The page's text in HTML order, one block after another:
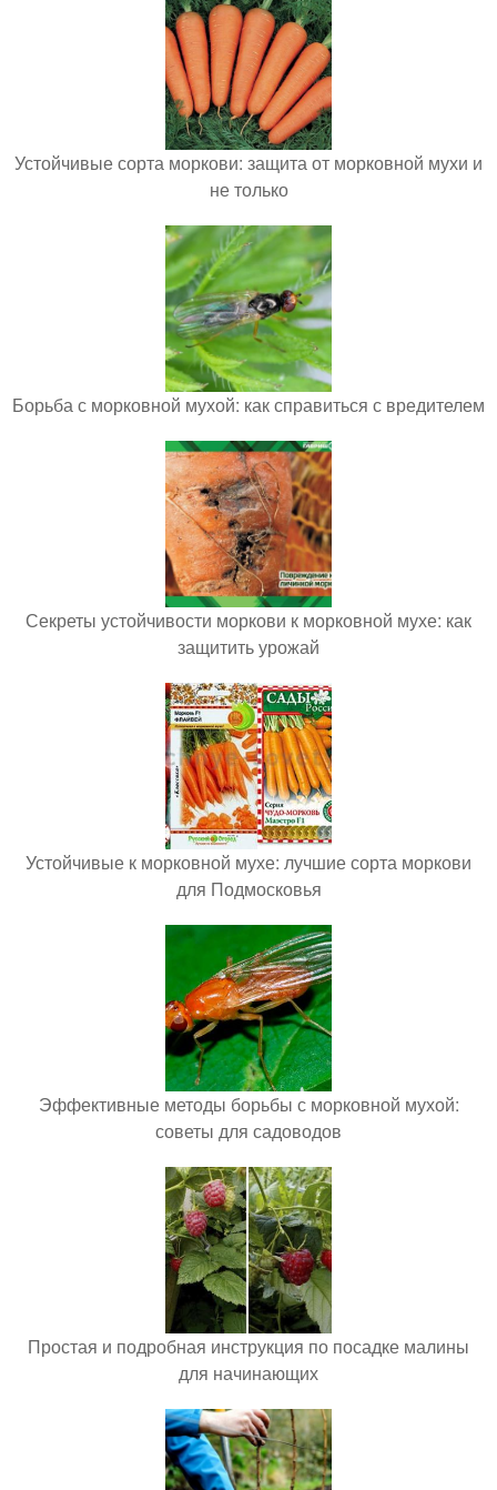
Устойчивые сорта моркови: защита от морковной мухи и
не только
Борьба с морковной мухой: как справиться с вредителем
Секреты устойчивости моркови к морковной мухе: как
защитить урожай
Устойчивые к морковной мухе: лучшие сорта моркови
для Подмосковья
Эффективные методы борьбы с морковной мухой:
советы для садоводов
Простая и подробная инструкция по посадке малины
для начинающих